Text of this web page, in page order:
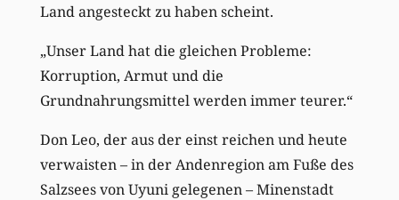
Land angesteckt zu haben scheint.
„Unser Land hat die gleichen Probleme:
Korruption, Armut und die
Grundnahrungsmittel werden immer teurer.“
Don Leo, der aus der einst reichen und heute
verwaisten – in der Andenregion am Fuße des
Salzsees von Uyuni gelegenen – Minenstadt